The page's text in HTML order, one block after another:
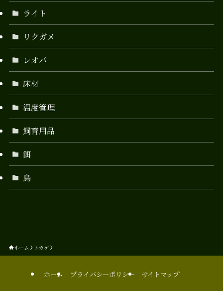
ライト
リクガメ
レオパ
床材
温度管理
飼育用品
餌
鳥
ホーム トカゲ
ホーム プライバシーポリシー サイトマップ